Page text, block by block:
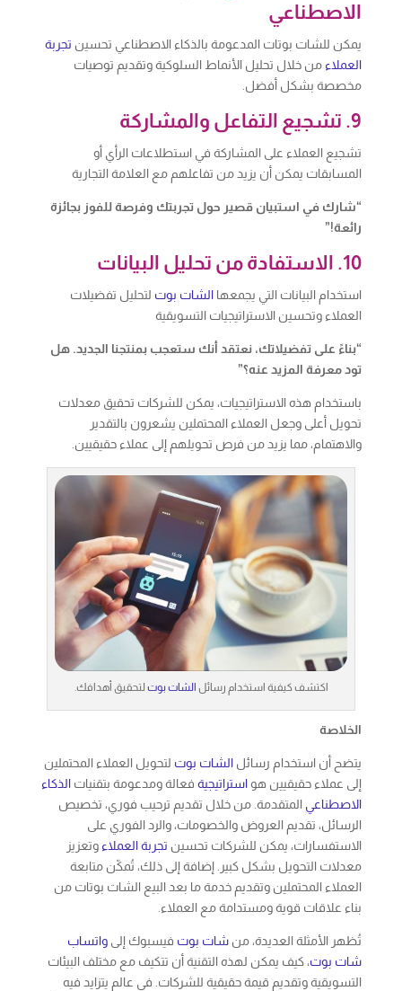
الاصطناعي
يمكن للشات بوتات المدعومة بالذكاء الاصطناعي تحسين تجربة
العملاء من خلال تحليل الأنماط السلوكية وتقديم توصيات
مخصصة بشكل أفضل.
9. تشجيع التفاعل والمشاركة
تشجيع العملاء على المشاركة في استطلاعات الرأي أو
المسابقات يمكن أن يزيد من تفاعلهم مع العلامة التجارية
“شارك في استبيان قصير حول تجربتك وفرصة للفوز بجائزة
رائعة!”
10. الاستفادة من تحليل البيانات
استخدام البيانات التي يجمعها الشات بوت لتحليل تفضيلات
العملاء وتحسين الاستراتيجيات التسويقية
“بناءً على تفضيلاتك، نعتقد أنك ستعجب بمنتجنا الجديد. هل
تود معرفة المزيد عنه؟”
باستخدام هذه الاستراتيجيات، يمكن للشركات تحقيق معدلات
تحويل أعلى وجعل العملاء المحتملين يشعرون بالتقدير
والاهتمام، مما يزيد من فرص تحويلهم إلى عملاء حقيقيين.
اكتشف كيفية استخدام رسائل الشات بوت لتحقيق أهدافك.
الخلاصة
يتضح أن استخدام رسائل الشات بوت لتحويل العملاء المحتملين
إلى عملاء حقيقيين هواستراتيجيةفعالة ومدعومة بتقنيات الذكاء
الاصطناعي المتقدمة. من خلال تقديم ترحيب فوري، تخصيص
الرسائل، تقديم العروض والخصومات، والرد الفوري على
الاستفسارات، يمكن للشركات تحسين تجربة العملاء وتعزيز
معدلات التحويل بشكل كبير. إضافة إلى ذلك، تُمكّن متابعة
العملاء المحتملين وتقديم خدمة ما بعد البيع الشات بوتات من
بناء علاقات قوية ومستدامة مع العملاء.
تُظهر الأمثلة العديدة، من شات بوت فيسبوك إلى واتساب
شات بوت، كيف يمكن لهذه التقنية أن تتكيف مع مختلف البيئات
التسويقية وتقديم قيمة حقيقية للشركات. في عالم يتزايد فيه